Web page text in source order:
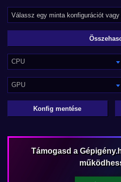
CPU
GPU
Konfig mentése
Támogasd a